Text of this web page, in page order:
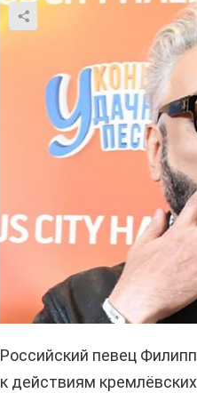
Российский певец
к действиям